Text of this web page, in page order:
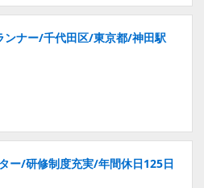
ンナー/千代田区/東京都/神田駅
ー/研修制度充実/年間休日125日